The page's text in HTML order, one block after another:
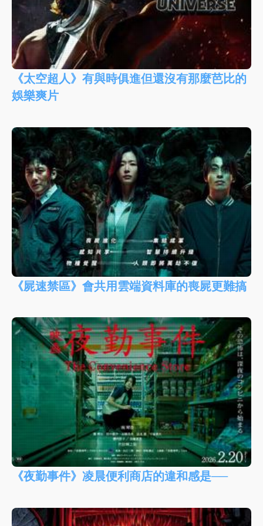
《太空超人》有與時俱進但還沒有那麼芭比的
娛樂爽片
《屍速禁區》會共用雲端資料庫的喪屍更難搞
《夜勤事件》凌晨便利商店的違和感是──